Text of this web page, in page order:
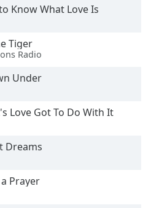
Know What Love Is
Tiger
Radio
Under
Love Got To Do With It
Dreams
Prayer